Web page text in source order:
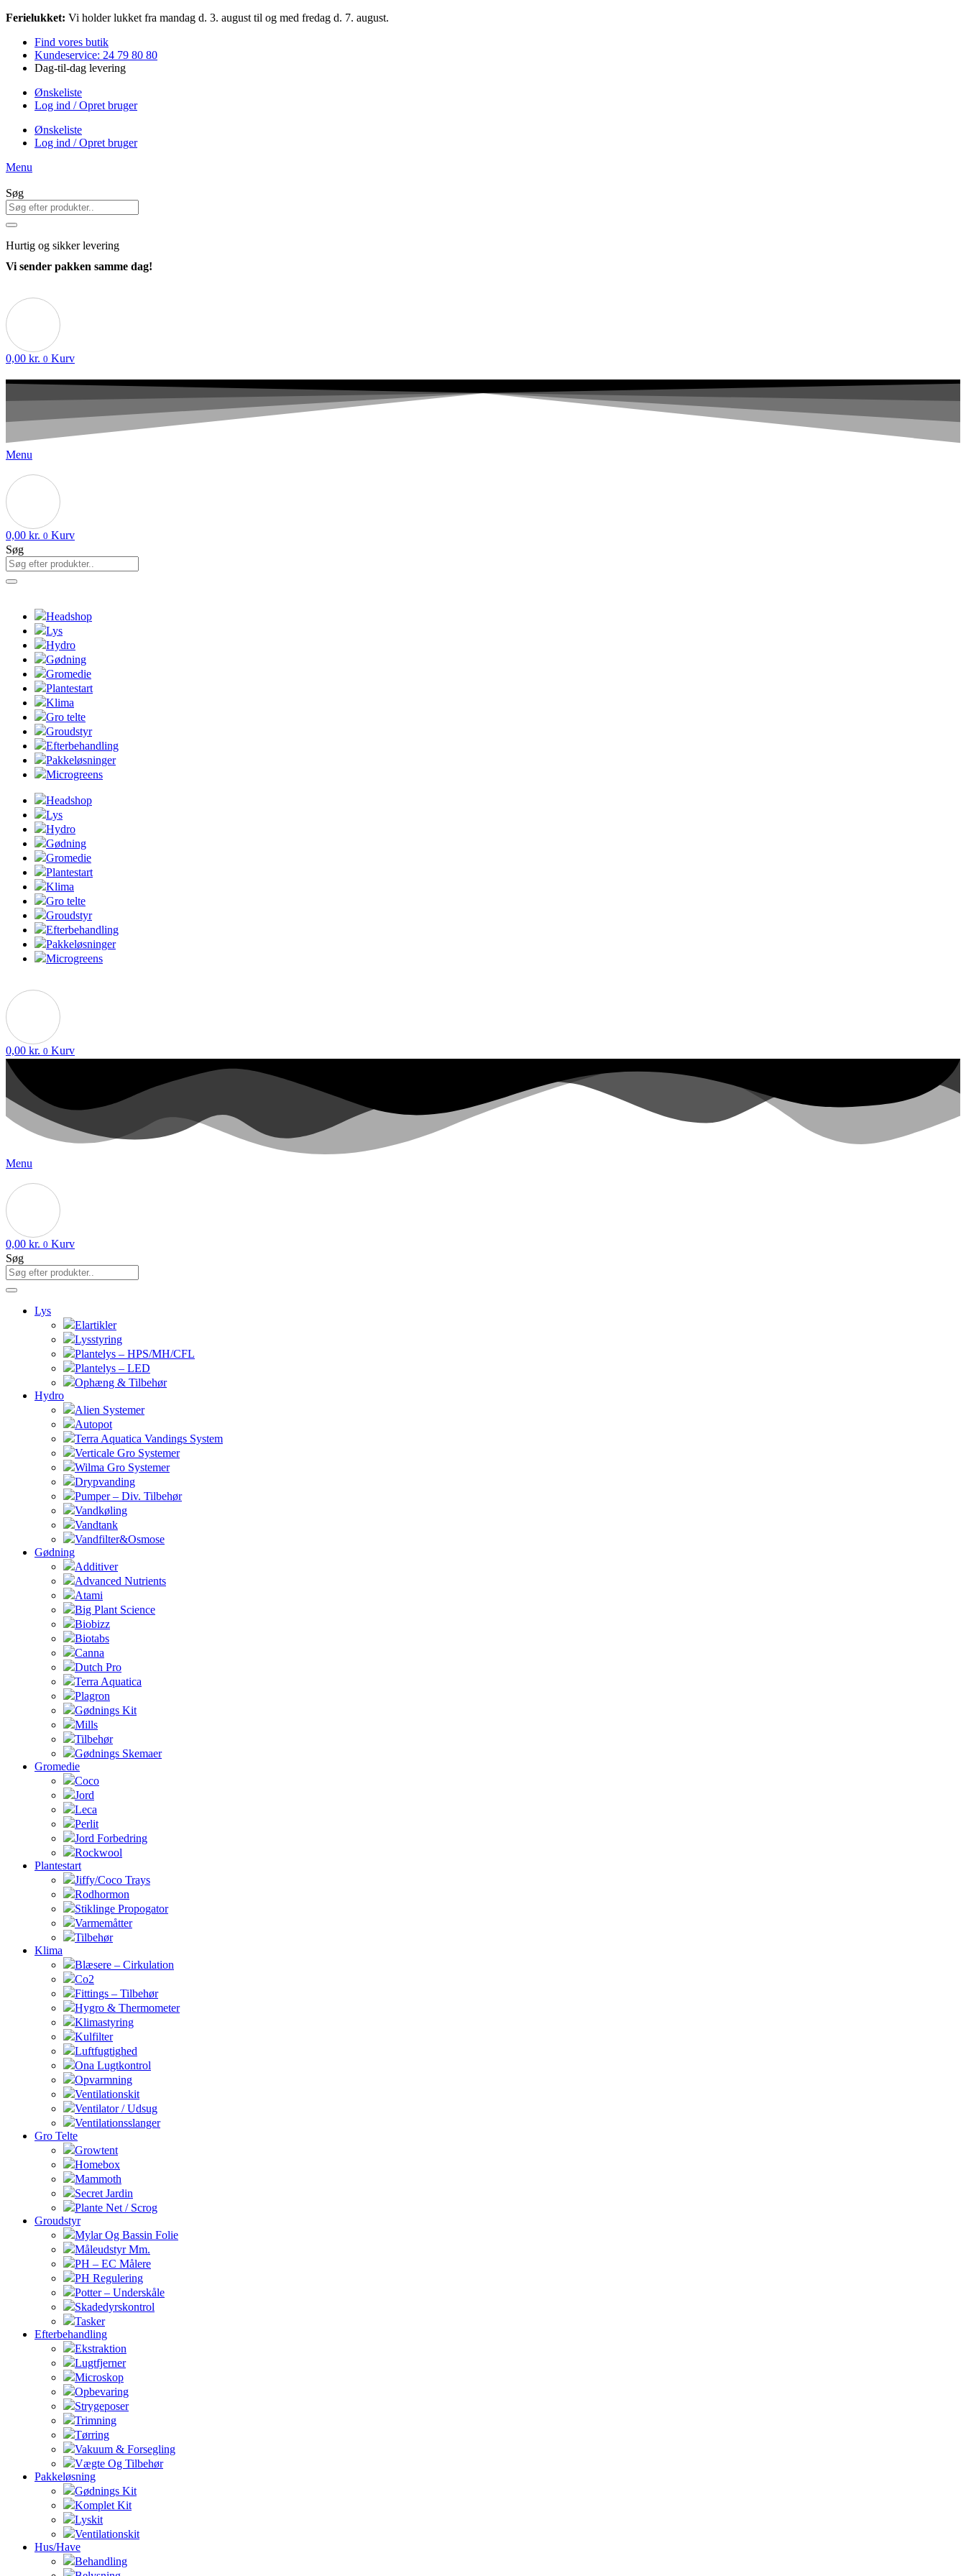
Videre
indhold
Ferielukket: Vi holder lukket fra mandag d. 3. august til og med fredag d. 7. august.
Find vores butik
Kundeservice: 24 79 80 80
Dag-til-dag levering
Ønskeliste
Log ind / Opret bruger
Ønskeliste
Log ind / Opret bruger
Menu
Søg
Hurtig og sikker levering
Vi sender pakken samme dag!
0,00 kr. 0 Kurv
Menu
0,00 kr. 0 Kurv
Søg
Headshop
Lys
Hydro
Gødning
Gromedie
Plantestart
Klima
Gro telte
Groudstyr
Efterbehandling
Pakkeløsninger
Microgreens
Headshop
Lys
Hydro
Gødning
Gromedie
Plantestart
Klima
Gro telte
Groudstyr
Efterbehandling
Pakkeløsninger
Microgreens
0,00 kr. 0 Kurv
Menu
0,00 kr. 0 Kurv
Søg
Lys
Elartikler
Lysstyring
Plantelys – HPS/MH/CFL
Plantelys – LED
Ophæng & Tilbehør
Hydro
Alien Systemer
Autopot
Terra Aquatica Vandings System
Verticale Gro Systemer
Wilma Gro Systemer
Drypvanding
Pumper – Div. Tilbehør
Vandkøling
Vandtank
Vandfilter&Osmose
Gødning
Additiver
Advanced Nutrients
Atami
Big Plant Science
Biobizz
Biotabs
Canna
Dutch Pro
Terra Aquatica
Plagron
Gødnings Kit
Mills
Tilbehør
Gødnings Skemaer
Gromedie
Coco
Jord
Leca
Perlit
Jord Forbedring
Rockwool
Plantestart
Jiffy/Coco Trays
Rodhormon
Stiklinge Propogator
Varmemåtter
Tilbehør
Klima
Blæsere – Cirkulation
Co2
Fittings – Tilbehør
Hygro & Thermometer
Klimastyring
Kulfilter
Luftfugtighed
Ona Lugtkontrol
Opvarmning
Ventilationskit
Ventilator / Udsug
Ventilationsslanger
Gro Telte
Growtent
Homebox
Mammoth
Secret Jardin
Plante Net / Scrog
Groudstyr
Mylar Og Bassin Folie
Måleudstyr Mm.
PH – EC Målere
PH Regulering
Potter – Underskåle
Skadedyrskontrol
Tasker
Efterbehandling
Ekstraktion
Lugtfjerner
Microskop
Opbevaring
Strygeposer
Trimning
Tørring
Vakuum & Forsegling
Vægte Og Tilbehør
Pakkeløsning
Gødnings Kit
Komplet Kit
Lyskit
Ventilationskit
Hus/Have
Behandling